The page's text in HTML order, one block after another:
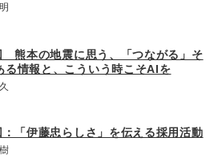
熊本の地震に思う、「つながる」そ
る情報と、こういう時こそAIを
「伊藤忠らしさ」を伝える採用活動